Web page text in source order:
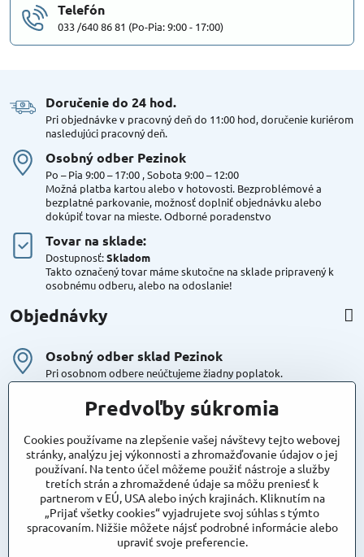
Telefón
033 /640 86 81 (Po-Pia: 9:00 - 17:00)
Doručenie do 24 hod​.
Pri objednávke v pracovný deň do 11:00 hod, doručenie kuriérom
nasledujúci pracovný deň.
Osobný odber Pezinok
Po – Pia 9:00 – 17:00 , Sobota 9:00 – 12:00
Možná platba kartou alebo v hotovosti. Bezproblémové a
bezplatné parkovanie, možnosť doplniť objednávku alebo
dokúpiť tovar na mieste. Odborné poradenstvo
Tovar na sklade:
Dostupnosť:Skladom
Takto označený tovar máme skutočne na sklade pripravený k
osobnému odberu, alebo na odoslanie!
Objednávky
Osobný odber sklad Pezinok
Pri osobnom odbere neúčtujeme žiadny poplatok.
Kuriér DPD , Geis
Cena za dopravu:
Maxstore
Bratislavská 79
Areál Satina
90201 Pezinok
vjazd do areálu z Bratislavskej ulice
Súradnice pre GPS:
Predvoľby súkromia
Cookies používame na zlepšenie vašej návštevy tejto webovej
stránky, analýzu jej výkonnosti a zhromažďovanie údajov o jej
používaní. Na tento účel môžeme použiť nástroje a služby
tretích strán a zhromaždené údaje sa môžu preniesť k
partnerom v EÚ, USA alebo iných krajinách. Kliknutím na
„Prijať všetky cookies“ vyjadrujete svoj súhlas s týmto
spracovaním. Nižšie môžete nájsť podrobné informácie alebo
upraviť svoje preferencie.